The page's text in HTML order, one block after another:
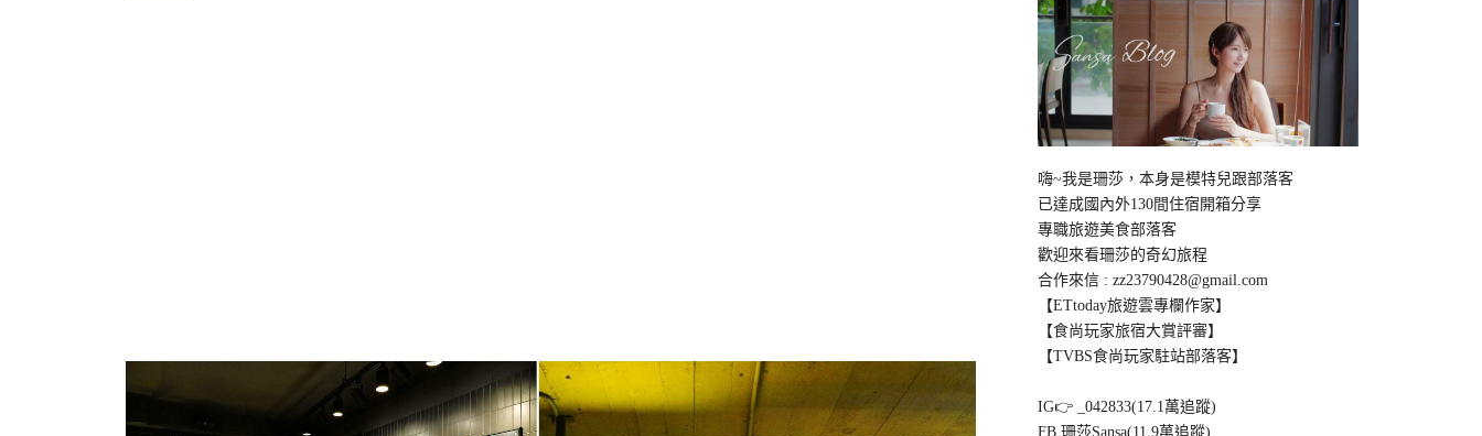
嗨~我是珊莎，本身是模特兒跟部落客
已達成國內外130間住宿開箱分享
專職旅遊美食部落客
歡迎來看珊莎的奇幻旅程
合作來信 :zz23790428@gmail.com
【ETtoday旅遊雲專欄作家】
【食尚玩家旅宿大賞評審】
【TVBS食尚玩家駐站部落客】
IG👉
_042833(17.1萬追蹤)
FB珊莎Sansa(11.9萬追蹤)